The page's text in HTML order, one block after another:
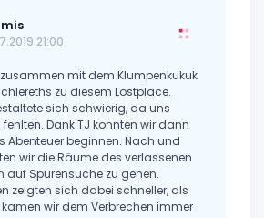
21:00
mit dem Klumpenkukuk
zu diesem Lostplace.
sich schwierig, da uns
Dank TJ konnten wir dann
Abenteuer beginnen. Nach und
wir die Räume des verlassenen
auf Spurensuche zu gehen.
zeigten sich dabei schneller, als
wir dem Verbrechen immer